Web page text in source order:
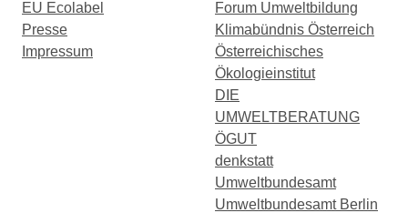
EU Ecolabel
Presse
Impressum
Forum Umweltbildung
Klimabündnis Österreich
Österreichisches
Ökologieinstitut
DIE
UMWELTBERATUNG
ÖGUT
denkstatt
Umweltbundesamt
Umweltbundesamt Berlin